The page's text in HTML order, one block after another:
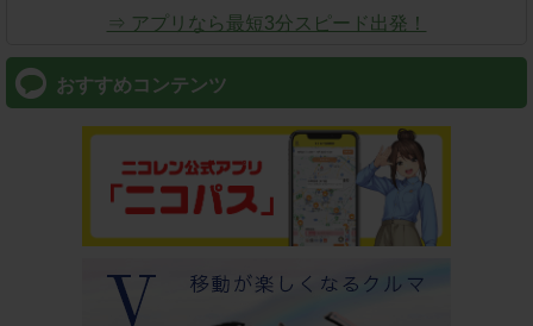
⇒ アプリなら最短3分スピード出発！
おすすめコンテンツ